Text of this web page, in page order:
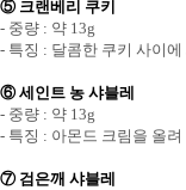
⑤ 크랜베리 쿠키
- 중량 : 약 13g
- 특징 : 달콤한 쿠키 사이
⑥ 세인트 농 샤블레
- 중량 : 약 13g
- 특징 : 아몬드 크림을 올
⑦ 검은깨 샤블레